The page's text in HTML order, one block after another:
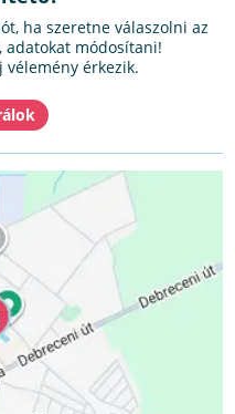
ha szeretne válaszolni az
adatokat módosítani!
érkezik.